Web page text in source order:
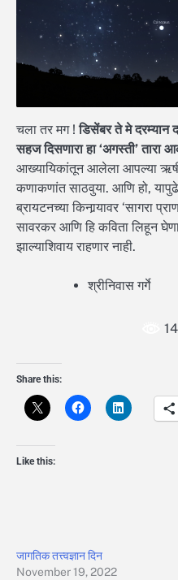
चला तर मग !डिसेंबर ते मे दरम्यान
सहज दिसणारा हा ‘अगस्ती’ तारा
आख्यायिकांतून आलेला आपल्या
कणाकणांत साठवुया. आणि हो, यापुढे
ब्रायटनच्या किनार्‍यावर ‘सागरा
सावरकर आणि हि कविता लिहून
झाल्याशिवाय राहणार नाही.
श्रीनिवास गर्गे
Share this:
Like this:
जागतिक तत्त्वज्ञान दिन
November 19, 2022